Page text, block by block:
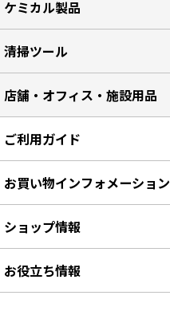
ケミカル製品
清掃ツール
店舗・オフィス・施設用品
ご利用ガイド
お買い物インフォメーション
ショップ情報
お役立ち情報